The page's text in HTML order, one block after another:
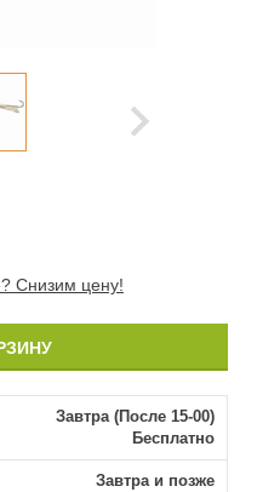
Снизим цену!
Завтра (После 15-00)
Бесплатно
Завтра и позже